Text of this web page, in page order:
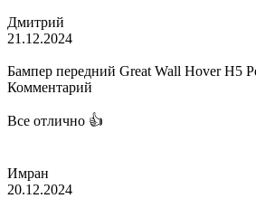
Дмитрий
21.12.2024
Бампер передний Great Wall Hover H5
Комментарий
Все отлично 👍
Имран
20.12.2024